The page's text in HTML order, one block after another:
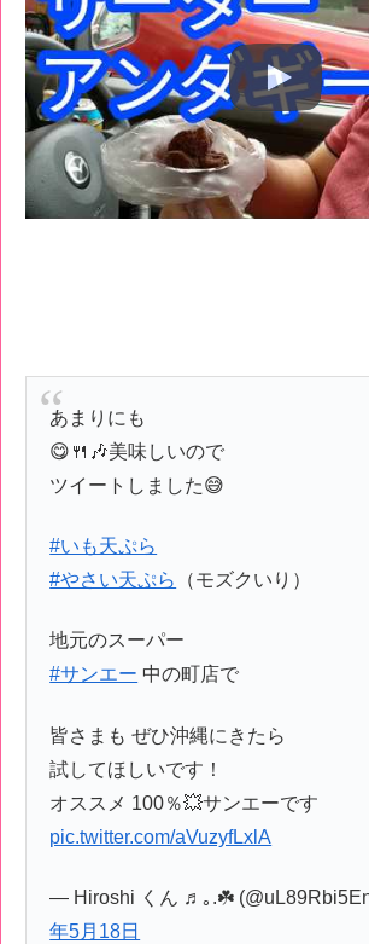
あまりにも
😋🍴🎶美味しいので
ツイートしました😅
#いも天ぷら
#やさい天ぷら
（モズクいり）
地元のスーパー
#サンエー 中の町店で
皆さまも ぜひ沖縄にきたら
試してほしいです！
オススメ 100％💥サンエーです
pic.twitter.com/aVuzyfLxlA
— Hiroshi くん ♬｡.☘️
年5月18日